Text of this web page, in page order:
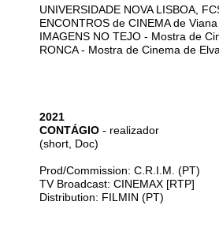
UNIVERSIDADE NOVA LISBOA,
ENCONTROS de CINEMA de
IMAGENS NO TEJO - Mostra de
RONCA - Mostra de Cinema de
2021
CONTÁGIO - realizador
(short, Doc)
Prod/Commission: C.R.I.M. (PT)
TV Broadcast: CINEMAX [RTP]
Distribution: FILMIN (PT)